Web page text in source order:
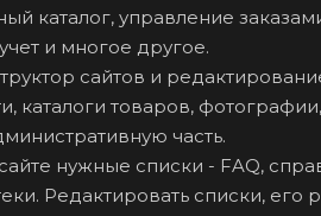
каталог, управление
и многое другое.
сайтов и
каталоги товаров,
часть.
нужные списки - FAQ,
Редактировать списки, его